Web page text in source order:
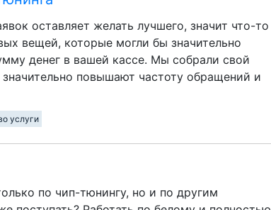
оставляет желать лучшего, значит что-то
вещей, которые могли бы значительно
денег в вашей кассе. Мы собрали свой
повышают частоту обращений и
услуги
по чип-тюнингу, но и по другим